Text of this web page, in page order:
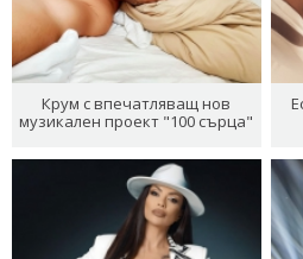
Крум с впечатляващ нов
музикален проект "100 сърца"